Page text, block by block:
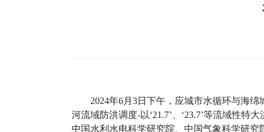
2024年6月 3日下午，应城市水循环与海
河流域防洪调度-以‘21 .7’ ‘23.7’等流域性特大
中国水利水电科学研究院、中国气象科学研